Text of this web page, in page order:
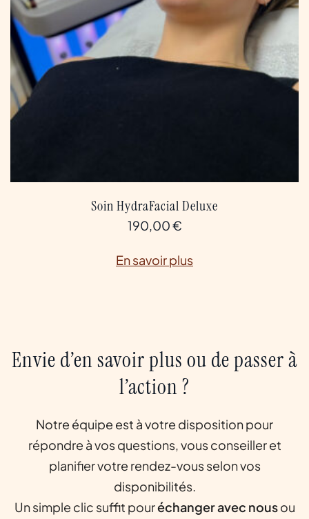
Soin HydraFacial Deluxe
190,00€
En savoir plus
Envie d’en savoir plus ou de passer à
l’action ?
Notre équipe est à votre disposition pour
répondre à vos questions, vous conseiller et
planifier votre rendez-vous selon vos
disponibilités.
Un simple clic suffit pouréchanger avec nousou